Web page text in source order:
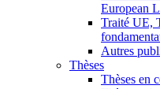
European
Traité UE,
Autres
Thèses
Thèses en